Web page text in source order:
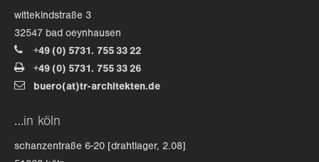
wittekindstraße 3
32547 bad oeynhausen
+49 (0) 5731. 755 33 22
+49 (0) 5731. 755 33 26
buero(at)tr-architekten.de
…in köln
schanzentraße 6-20 [drahtlager, 2.08]